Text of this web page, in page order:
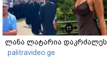
ლანა ლატარია დაკრძალეს
palitravideo.ge